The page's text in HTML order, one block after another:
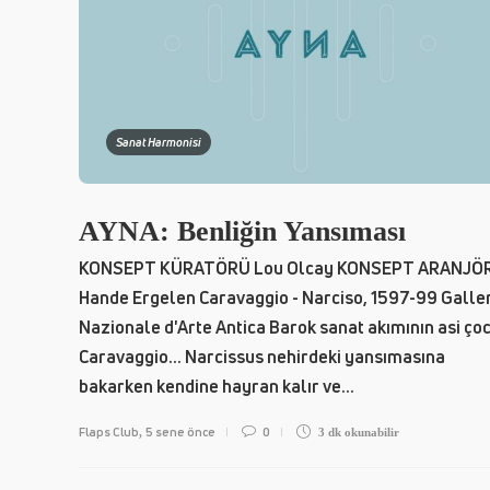
Sanat Harmonisi
AYNA: Benliğin Yansıması
KONSEPT KÜRATÖRÜ Lou Olcay KONSEPT
Hande Ergelen Caravaggio - Narciso, 1597-99
Nazionale d'Arte Antica Barok sanat akımının asi
Caravaggio... Narcissus nehirdeki yansımasına
bakarken kendine hayran kalır ve...
Flaps Club, 5 sene önce 0 3 dk okunabilir